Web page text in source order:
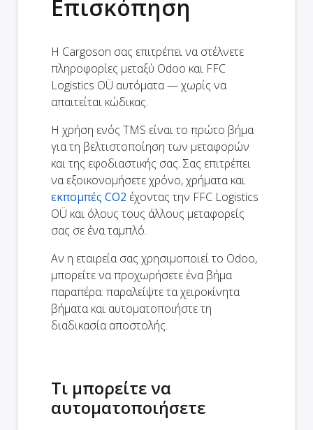
Επισκόπηση
Η Cargoson σας επιτρέπει να στέλνετε
πληροφορίες μεταξύ Odoo και FFC
Logistics OÜ αυτόματα — χωρίς να
απαιτείται κώδικας.
Η χρήση ενός TMS είναι το πρώτο βήμα
για τη βελτιστοποίηση των μεταφορών
και της εφοδιαστικής σας. Σας επιτρέπει
να εξοικονομήσετε χρόνο, χρήματα και
εκπομπές CO2 έχοντας την FFC Logistics
OÜ και όλους τους άλλους μεταφορείς
σας σε ένα ταμπλό.
Αν η εταιρεία σας χρησιμοποιεί το Odoo,
μπορείτε να προχωρήσετε ένα βήμα
παραπέρα: παραλείψτε τα χειροκίνητα
βήματα και αυτοματοποιήστε τη
διαδικασία αποστολής.
Τι μπορείτε να
αυτοματοποιήσετε